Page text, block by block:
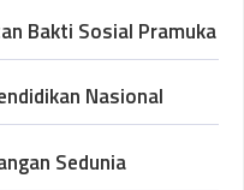
Bakti Sosial Pramuka
Nasional
Sedunia